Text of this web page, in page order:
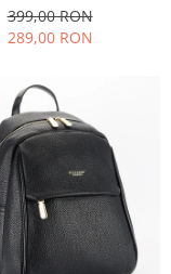
399,00 RON
289,00 RON